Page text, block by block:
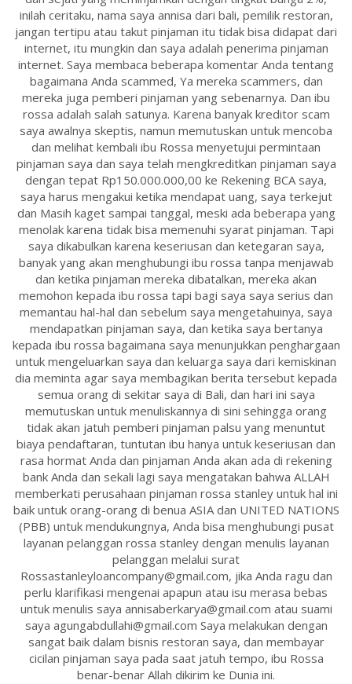
inilah ceritaku, nama saya annisa dari bali, pemilik restoran,
jangan tertipu atau takut pinjaman itu tidak bisa didapat dari
internet, itu mungkin dan saya adalah penerima pinjaman
internet. Saya membaca beberapa komentar Anda tentang
bagaimana Anda scammed, Ya mereka scammers, dan
mereka juga pemberi pinjaman yang sebenarnya. Dan ibu
rossa adalah salah satunya. Karena banyak kreditor scam
saya awalnya skeptis, namun memutuskan untuk mencoba
dan melihat kembali ibu Rossa menyetujui permintaan
pinjaman saya dan saya telah mengkreditkan pinjaman saya
dengan tepat Rp150.000.000,00 ke Rekening BCA saya,
saya harus mengakui ketika mendapat uang, saya terkejut
dan Masih kaget sampai tanggal, meski ada beberapa yang
menolak karena tidak bisa memenuhi syarat pinjaman. Tapi
saya dikabulkan karena keseriusan dan ketegaran saya,
banyak yang akan menghubungi ibu rossa tanpa menjawab
dan ketika pinjaman mereka dibatalkan, mereka akan
memohon kepada ibu rossa tapi bagi saya saya serius dan
memantau hal-hal dan sebelum saya mengetahuinya, saya
mendapatkan pinjaman saya, dan ketika saya bertanya
kepada ibu rossa bagaimana saya menunjukkan penghargaan
untuk mengeluarkan saya dan keluarga saya dari kemiskinan
dia meminta agar saya membagikan berita tersebut kepada
semua orang di sekitar saya di Bali, dan hari ini saya
memutuskan untuk menuliskannya di sini sehingga orang
tidak akan jatuh pemberi pinjaman palsu yang menuntut
biaya pendaftaran, tuntutan ibu hanya untuk keseriusan dan
rasa hormat Anda dan pinjaman Anda akan ada di rekening
bank Anda dan sekali lagi saya mengatakan bahwa ALLAH
memberkati perusahaan pinjaman rossa stanley untuk hal ini
baik untuk orang-orang di benua ASIA dan UNITED NATIONS
(PBB) untuk mendukungnya, Anda bisa menghubungi pusat
layanan pelanggan rossa stanley dengan menulis layanan
pelanggan melalui surat
Rossastanleyloancompany@gmail.com, jika Anda ragu dan
perlu klarifikasi mengenai apapun atau isu merasa bebas
untuk menulis saya annisaberkarya@gmail.com atau suami
saya agungabdullahi@gmail.com Saya melakukan dengan
sangat baik dalam bisnis restoran saya, dan membayar
cicilan pinjaman saya pada saat jatuh tempo, ibu Rossa
benar-benar Allah dikirim ke Dunia ini.